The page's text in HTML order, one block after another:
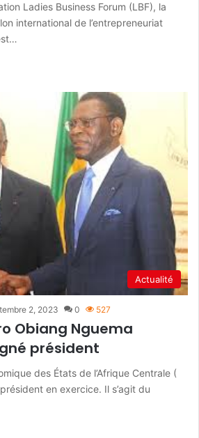
Ladies Business Forum (LBF), la
international de l’entrepreneuriat
Actualité
2, 2023 0 527
Obiang Nguema
président
des États de l’Afrique Centrale (
en exercice. Il s’agit du